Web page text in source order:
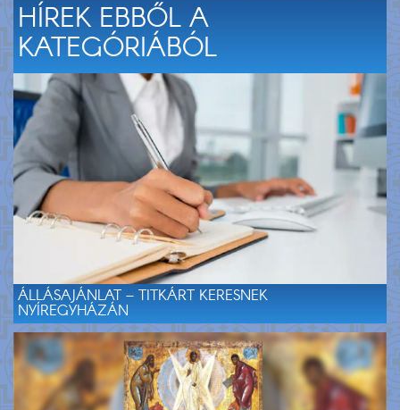
HÍREK EBBŐL A
KATEGÓRIÁBÓL
ÁLLÁSAJÁNLAT – TITKÁRT KERESNEK
NYÍREGYHÁZÁN